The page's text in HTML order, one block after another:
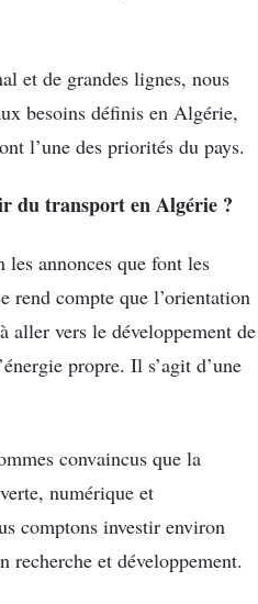
et de grandes lignes, nous
besoins définis en Algérie,
l’une des priorités du pays.
du transport en Algérie ?
les annonces que font les
rend compte que l’orientation
aller vers le développement de
propre. Il s’agit d’une
convaincus que la
numérique et
comptons investir environ
recherche et développement.